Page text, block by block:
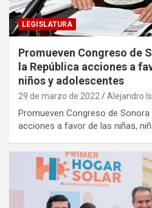
LEGISLATURA
Promueven Congreso de
la República acciones a
niños y adolescentes
29 de marzo de 2022 Alejandro
Promueven Congreso de Sonora
acciones a favor de las niñas,